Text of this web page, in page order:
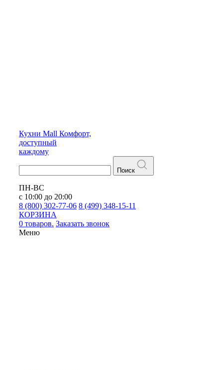
Кухни Mall Комфорт,
доступный
каждому
Поиск
ПН-ВС
с 10:00 до 20:00
8 (800) 302-77-06 8 (499) 348-15-11
КОРЗИНА
0 товаров. Заказать звонок
Меню